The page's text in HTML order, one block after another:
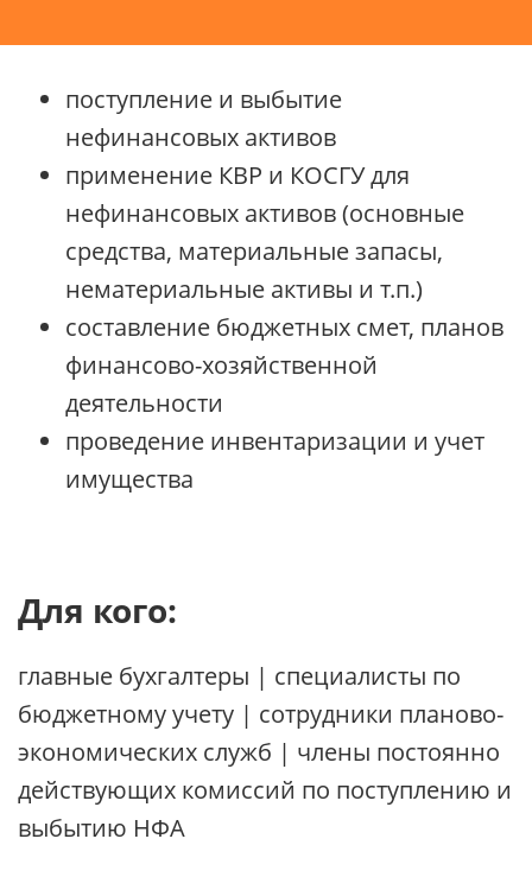
поступление и выбытие
нефинансовых активов
применение КВР и КОСГУ для
нефинансовых активов (основные
средства, материальные запасы,
нематериальные активы и т.п.)
составление бюджетных смет, планов
финансово-хозяйственной
деятельности
проведение инвентаризации и учет
имущества
Для кого:
главные бухгалтеры | специалисты по
бюджетному учету | сотрудники планово-
экономических служб | члены постоянно
действующих комиссий по поступлению и
выбытию НФА